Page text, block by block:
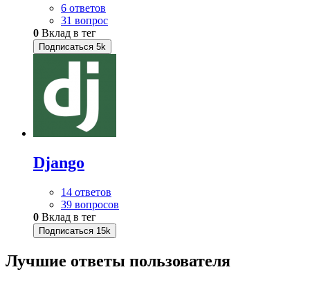
6 ответов
31 вопрос
0 Вклад в тег
Подписаться 5k
Django
14 ответов
39 вопросов
0 Вклад в тег
Подписаться 15k
Лучшие ответы пользователя